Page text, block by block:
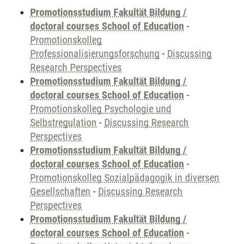
Promotionsstudium Fakultät Bildung /
doctoral courses School of Education -
Promotionskolleg
Professionalisierungsforschung - Discussing
Research Perspectives
Promotionsstudium Fakultät Bildung /
doctoral courses School of Education -
Promotionskolleg Psychologie und
Selbstregulation - Discussing Research
Perspectives
Promotionsstudium Fakultät Bildung /
doctoral courses School of Education -
Promotionskolleg Sozialpädagogik in diversen
Gesellschaften - Discussing Research
Perspectives
Promotionsstudium Fakultät Bildung /
doctoral courses School of Education -